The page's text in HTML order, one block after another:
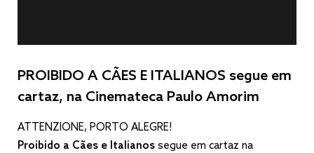
PROIBIDO A CÃES E ITALIANOS segue em
cartaz, na Cinemateca Paulo Amorim
ATTENZIONE, PORTO ALEGRE!
Proibido a Cães e Italianos segue em cartaz na